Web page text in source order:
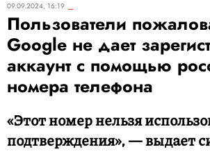
09.09.2024, 16:19
Пользователи
Google не дает
аккаунт с помощью
номера телефона
«Этот номер нельзя
подтверждения», — выдает